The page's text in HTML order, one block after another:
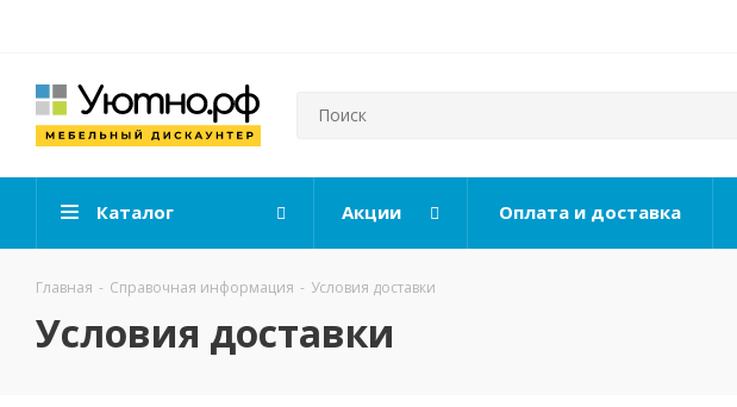
Каталог Акции Оплата и доставка
Главная - Справочная информация - Условия доставки
Условия доставки